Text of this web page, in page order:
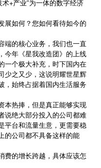
+产业”为一体的数字经济
展如何？您如何看待如今的
端的核心业务，我们也一直
今年《星我改造团》的上线
一个极大补充，时下国内在
少之又少，这说明耀世星辉
，始终占据着国内生活服务
本热捧，但是真正能够实现
说绝大部分投入的公司都难
平台和流量生意，更需要稳
的公司都不具备这样的能
费的增长跨越，具体应该怎